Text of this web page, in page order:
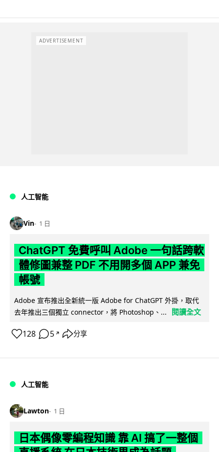
ADVERTISEMENT
人工智能
Vin 1 日
ChatGPT 免費呼叫 Adobe 一句話跨軟
體修圖兼整 PDF 不用開多個 APP 兼免
帳號
Adobe 宣布推出全新統一版 Adobe for ChatGPT 外掛，取代
去年推出三個獨立 connector，將 Photoshop、...
閱讀全文
128 5 ↗ 分享
人工智能
Lawton 1 日
日本偶像零編程知識 靠 AI 搞了一整個